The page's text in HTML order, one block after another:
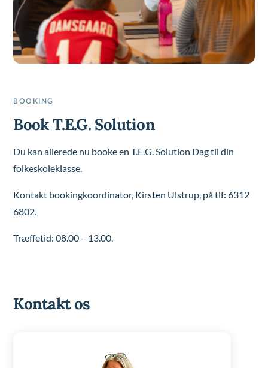
BOOKING
Book T.E.G. Solution
Du kan allerede nu booke en T.E.G. Solution Dag til din
folkeskoleklasse.
Kontakt bookingkoordinator, Kirsten Ulstrup, på tlf: 6312
6802.
Træffetid: 08.00 – 13.00.
Kontakt os